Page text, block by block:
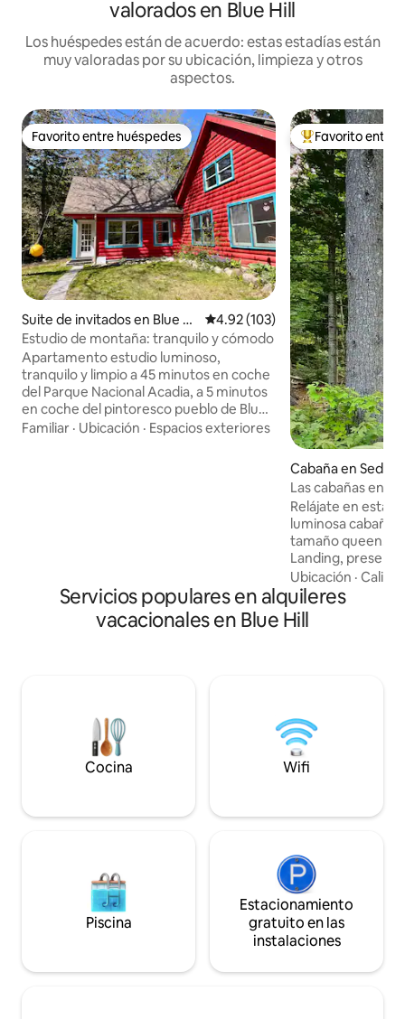
valorados en Blue Hill
Los huéspedes están de acuerdo: estas estadías están
muy valoradas por su ubicación, limpieza y otros
aspectos.
Favorito entre huéspedes
Favorito entre huéspedes
Suite de invitados en Blue Hil
l
Calificación promedio: 4.92 de
4.92 (103)
Estudio de montaña: tranquilo y cómodo
Apartamento estudio luminoso,
tranquilo y limpio a 45 minutos en coche
del Parque Nacional Acadia, a 5 minutos
en coche del pintoresco pueblo de Blue
Hill. Las rutas de senderismo están a
de matrimonio, sofá futón y cama
individual plegable.
Familiar · Ubicación · Espacios exteriores
Favorito entre
Favorito entre
Cabaña en
Las cabañas en
3: Pine
Relájate en esta
luminosa cabaña
tamaño queen. Las cabañas en Currier
Landing,
«Tres pequeñas
raíces en un
encuentran en
Farm. Vistas al
ofrecen acceso a
eventos
tiendas.
Ubicación ·
Servicios populares en alquileres
vacacionales en Blue Hill
Cocina Wifi
Piscina
Estacionamiento
gratuito en las
instalaciones